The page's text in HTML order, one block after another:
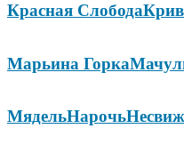
Красная Слобода
Марьина Горка
МядельНарочьНесвиж